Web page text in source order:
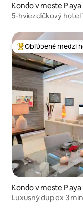
Kondo v meste
5-hviezdičkový hotel
Najobľúbenejšie
Obľúbené medzi
Kondo v meste
Luxusný duplex 3